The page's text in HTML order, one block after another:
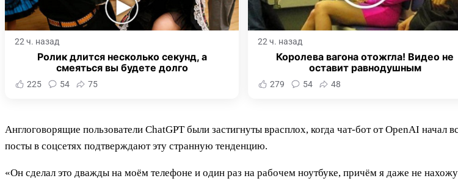
22 ч. назад
Ролик длится несколько секунд, а
смеяться вы будете долго
225 54 75
22 ч. назад
Королева вагона отожгла! Видео не
оставит равнодушным
279 54 48
Англоговорящие пользователи ChatGPT были застигнуты врасплох, когда чат-бот от OpenAI начал
посты в соцсетях подтверждают эту странную тенденцию.
«Он сделал это дважды на моём телефоне и один раз на рабочем ноутбуке, причём я даже не